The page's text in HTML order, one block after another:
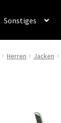
Sonstiges
Herren Jacken